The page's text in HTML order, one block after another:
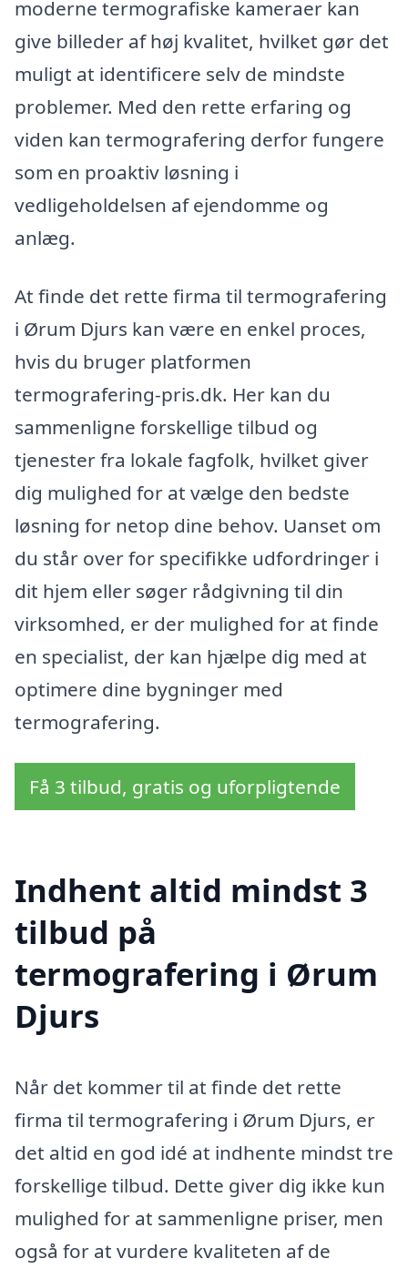
moderne termografiske kameraer kan
give billeder af høj kvalitet, hvilket gør det
muligt at identificere selv de mindste
problemer. Med den rette erfaring og
viden kan termografering derfor fungere
som en proaktiv løsning i
vedligeholdelsen af ejendomme og
anlæg.
At finde det rette firma til termografering
i Ørum Djurs kan være en enkel proces,
hvis du bruger platformen
termografering-pris.dk. Her kan du
sammenligne forskellige tilbud og
tjenester fra lokale fagfolk, hvilket giver
dig mulighed for at vælge den bedste
løsning for netop dine behov. Uanset om
du står over for specifikke udfordringer i
dit hjem eller søger rådgivning til din
virksomhed, er der mulighed for at finde
en specialist, der kan hjælpe dig med at
optimere dine bygninger med
termografering.
Få 3 tilbud, gratis og uforpligtende
Indhent altid mindst 3
tilbud på
termografering i Ørum
Djurs
Når det kommer til at finde det rette
firma til termografering i Ørum Djurs, er
det altid en god idé at indhente mindst tre
forskellige tilbud. Dette giver dig ikke kun
mulighed for at sammenligne priser, men
også for at vurdere kvaliteten af de